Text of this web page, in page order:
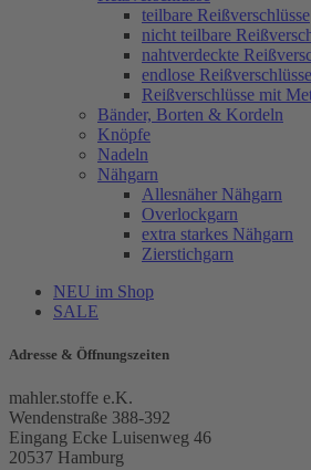
teilbare Reißverschlüsse
nicht teilbare
nahtverdeckte
endlose Reißverschlüsse
Reißverschlüsse mit
Bänder, Borten & Kordeln
Knöpfe
Nadeln
Nähgarn
Allesnäher Nähgarn
Overlockgarn
extra starkes Nähgarn
Zierstichgarn
NEU im Shop
SALE
Adresse & Öffnungszeiten
mahler.stoffe e.K.
Wendenstraße 388-392
Eingang Ecke Luisenweg 46
20537 Hamburg